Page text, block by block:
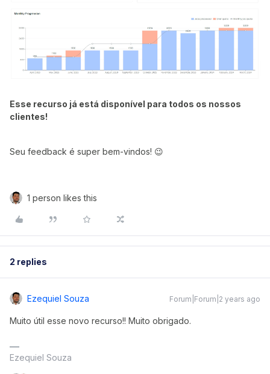
Esse recurso já está disponível para todos os nossos
clientes!
Seu feedback é super bem-vindos! 😉
1 person likes this
2 replies
Ezequiel Souza Forum|Forum|2 years ago
Muito útil esse novo recurso!! Muito obrigado.
Ezequiel Souza